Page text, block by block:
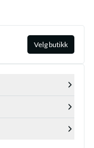
Velg butikk